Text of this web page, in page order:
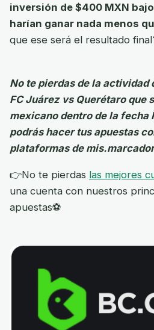
inversión de $400 MXN
harían ganar nada menos
que ese será el resultado
No te pierdas de la actividad
FC Juárez vs Querétaro que
mexicano dentro de la fecha
podrás hacer tus apuestas
plataformas de
👉No te pierdas las mejores
una cuenta con nuestros
apuestas⚽